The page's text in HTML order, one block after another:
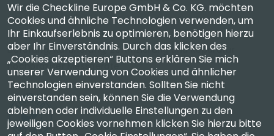
Checkline Europe GmbH & Co. KG. — Spezialisten für
Lieferung, Kalibrierung, Zertifizierung und Reparatur
hochpräziser Messgeräte.
Wir die Checkline Europe GmbH & Co. KG. möchten
Cookies und ähnliche Technologien verwenden, um
Ihr Einkaufserlebnis zu optimieren, benötigen hierzu
aber Ihr Einverständnis. Durch das klicken des
„Cookies akzeptieren“ Buttons erklären Sie mich
unserer Verwendung von Cookies und ähnlicher
Technologien einverstanden. Sollten Sie nicht
einverstanden sein, können Sie die Verwendung
ablehnen oder individuelle Einstellungen zu den
jeweiligen Cookies vornehmen klicken Sie hierzu bitte